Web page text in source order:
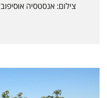
צילום: אנסטסיה אוסיפוב